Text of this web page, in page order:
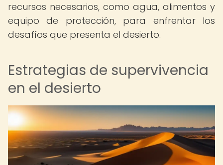
recursos necesarios, como agua, alimentos y
equipo de protección, para enfrentar los
desafíos que presenta el desierto.
Estrategias de supervivencia
en el desierto